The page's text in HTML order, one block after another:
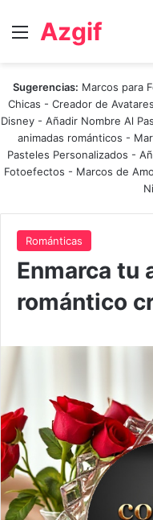
Menú
Azgif
Sugerencias: Marcos para
Chicas - Creador de
Disney - Añadir Nombre Al
animadas románticos -
Pasteles Personalizados -
Fotoefectos - Marcos de
Románticas
Enmarca tu
romántico